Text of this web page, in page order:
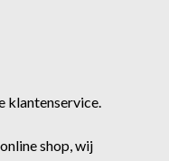
klantenservice.
shop, wij